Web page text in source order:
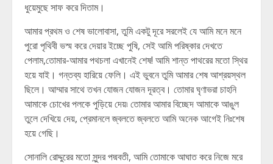
ধুয়েমুছে সাফ করে দিতাম।
আমার প্রথম ও শেষ ভালোবাসা, তুমি একটু দূরে সরলেই যে আমি মনে মনে
পুরো পৃথিবী ভস্ম করে দেয়ার ইচ্ছে পুষি, সেই আমি পরিষ্কার দেখতে
পেলাম,তোমার-আমার পথচলা এখানেই শেষ! আমি শান্ত পাথরের মতো স্থির
হয়ে যাই। গন্তব্য হারিয়ে ফেলি। এই ভুবনে তুমি আমার শেষ আশ্রয়স্থল
ছিলে। আম্মার সাথে তখন যোজন যোজন দূরত্ব। তোমার ঘৃণাভরা চাহনি
আমাকে চোখের পলকে পুড়িয়ে দেয়৷ তোমার আমার বিচ্ছেদ আমাকে আঙুল
তুলে দেখিয়ে দেয়, প্রেমানলে জ্বলতে জ্বলতে আমি অনেক আগেই নিঃশেষ
হয়ে গেছি।
সোনালি রোদ্দুরের মতো সুন্দর পদ্মবতী, আমি তোমাকে আঘাত করে নিজে মরে